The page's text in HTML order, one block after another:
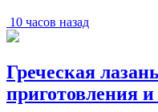
10 часов назад
Греческая
приготовления